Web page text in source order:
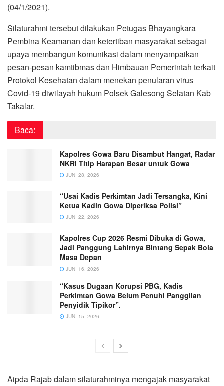
(04/1/2021).
Silaturahmi tersebut dilakukan Petugas Bhayangkara
Pembina Keamanan dan ketertiban masyarakat sebagai
upaya membangun komunikasi dalam menyampaikan
pesan-pesan kamtibmas dan Himbauan Pemerintah terkait
Protokol Kesehatan dalam menekan penularan virus
Covid-19 diwilayah hukum Polsek Galesong Selatan Kab
Takalar.
Baca:
Kapolres Gowa Baru Disambut Hangat, Radar
NKRI Titip Harapan Besar untuk Gowa
JUNI 28, 2026
“Usai Kadis Perkimtan Jadi Tersangka, Kini
Ketua Kadin Gowa Diperiksa Polisi”
JUNI 22, 2026
Kapolres Cup 2026 Resmi Dibuka di Gowa,
Jadi Panggung Lahirnya Bintang Sepak Bola
Masa Depan
JUNI 16, 2026
“Kasus Dugaan Korupsi PBG, Kadis
Perkimtan Gowa Belum Penuhi Panggilan
Penyidik Tipikor”.
JUNI 15, 2026
Aipda Rajab dalam silaturahminya mengajak masyarakat